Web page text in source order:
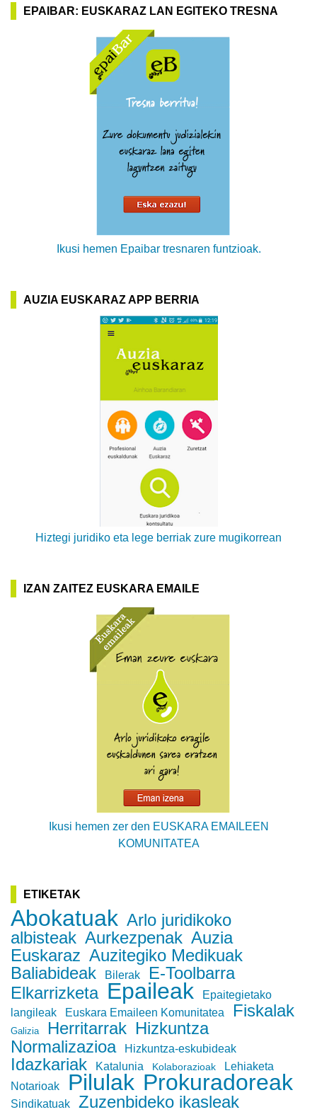
EPAIBAR: EUSKARAZ LAN EGITEKO TRESNA
Ikusi hemen Epaibar tresnaren funtzioak.
AUZIA EUSKARAZ APP BERRIA
Hiztegi juridiko eta lege berriak zure mugikorrean
IZAN ZAITEZ EUSKARA EMAILE
Ikusi hemen zer den EUSKARA EMAILEEN
KOMUNITATEA
ETIKETAK
Abokatuak Arlo juridikoko
albisteak Aurkezpenak Auzia
Euskaraz Auzitegiko Medikuak
Baliabideak
Bilerak
E-Toolbarra
Elkarrizketa Epaileak
Epaitegietako
langileak
Euskara Emaileen Komunitatea Fiskalak
Galizia Herritarrak Hizkuntza
Normalizazioa
Hizkuntza-eskubideak
Idazkariak Katalunia Kolaborazioak
Lehiaketa
Notarioak
Pilulak Prokuradoreak
Sindikatuak Zuzenbideko ikasleak